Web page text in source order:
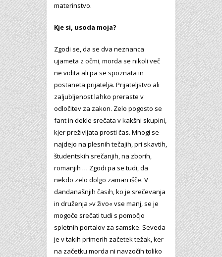
materinstvo.
Kje si, usoda moja?
Zgodi se, da se dva neznanca
ujameta z očmi, morda se nikoli več
ne vidita ali pa se spoznata in
postaneta prijatelja. Prijateljstvo ali
zaljubljenost lahko preraste v
odločitev za zakon. Zelo pogosto se
fant in dekle srečata v kakšni skupini,
kjer preživljata prosti čas. Mnogi se
najdejo na plesnih tečajih, pri skavtih,
študentskih srečanjih, na zborih,
romanjih … Zgodi pa se tudi, da
nekdo zelo dolgo zaman išče. V
dandanašnjih časih, ko je srečevanja
in druženja »v živo« vse manj, se je
mogoče srečati tudi s pomočjo
spletnih portalov za samske. Seveda
je v takih primerih začetek težak, ker
na začetku morda ni navzočih toliko